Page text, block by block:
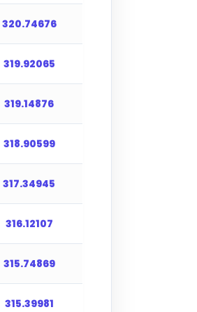
320.74676
319.92065
319.14876
318.90599
317.34945
316.12107
315.74869
315.39981